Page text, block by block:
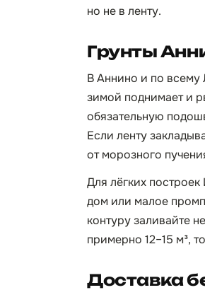
но не в ленту.
Грунты
В Аннино и по всему
зимой поднимает и
обязательную
Если ленту
от морозного
Для лёгких
дом или малое
контуру заливайте
примерно 12–15 м³,
Доставка